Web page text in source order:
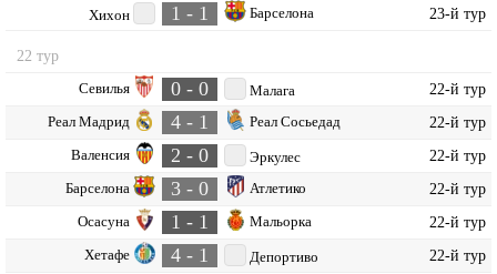
Хихон 1 - 1 Барселона 23-й тур
22 тур
Севилья 0 - 0 Малага 22-й тур
Реал Мадрид 4 - 1 Реал Сосьедад 22-й тур
Валенсия 2 - 0 Эркулес 22-й тур
Барселона 3 - 0 Атлетико 22-й тур
Осасуна 1 - 1 Мальорка 22-й тур
Хетафе 4 - 1 Депортиво 22-й тур